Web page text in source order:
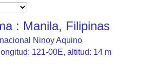
: Manila, Filipinas
Ninoy Aquino
121-00E, altitud: 14 m